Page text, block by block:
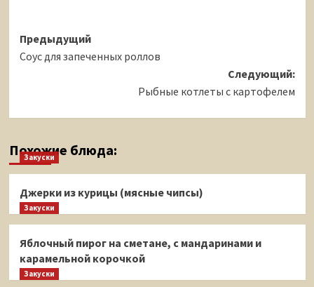
Навигация
записи
Предыдущий
Соус для запеченных роллов
Следующий:
Рыбные котлеты с картофелем
Похожие блюда:
Закуски
Джерки из курицы (мясные чипсы)
Закуски
Яблочный пирог на сметане, с мандаринами и
карамельной корочкой
Закуски